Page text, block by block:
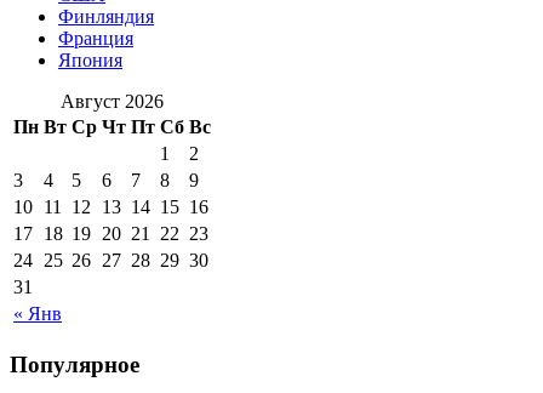
Финляндия
Франция
Япония
Август 2026
Пн Вт Ср Чт Пт Сб Вс
« Янв
1
2
3
4 5 6 7 8
9
10 11 12 13 14 15 16
17 18 19 20 21 22 23
24 25 26 27 28 29 30
31
Популярное